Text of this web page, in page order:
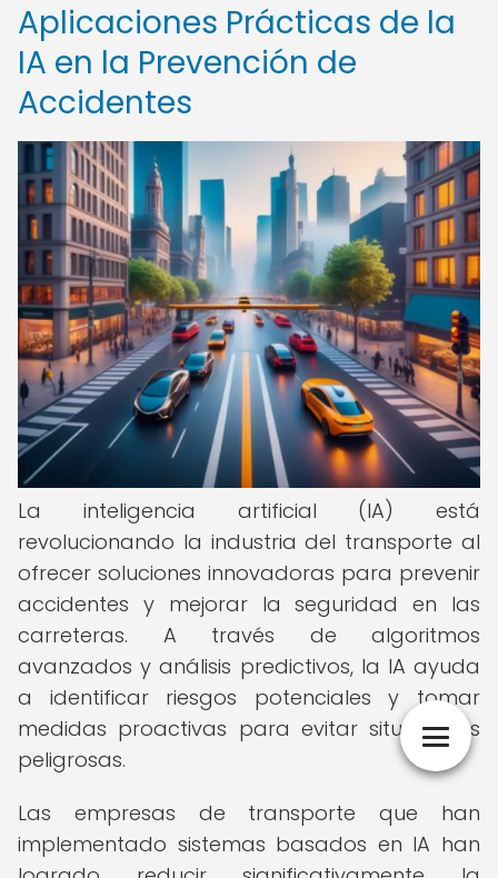
Aplicaciones Prácticas de la
IA en la Prevención de
Accidentes
La inteligencia artificial (IA) está
revolucionando la industria del transporte al
ofrecer soluciones innovadoras para prevenir
accidentes y mejorar la seguridad en las
carreteras. A través de algoritmos
avanzados y análisis predictivos, la IA ayuda
a identificar riesgos potenciales y tomar
medidas proactivas para evitar situaciones
peligrosas.
Las empresas de transporte que han
implementado sistemas basados en IA han